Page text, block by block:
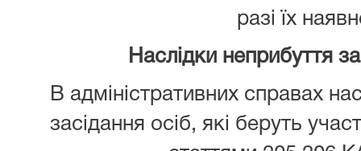
разі їх
Наслідки неприбуття
В адміністративних справах
засідання осіб, які беруть